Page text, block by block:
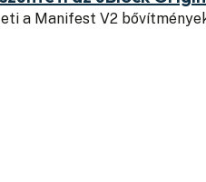
a Manifest V2